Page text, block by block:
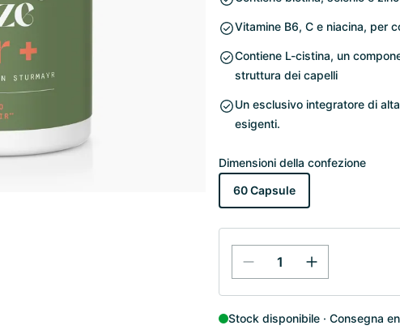
Vitamine B6, C e niacina, per
Contiene L-cistina, un
struttura dei capelli
Un esclusivo integratore di
esigenti.
Dimensioni della confezione
60 Capsule
Stock disponibile Consegna